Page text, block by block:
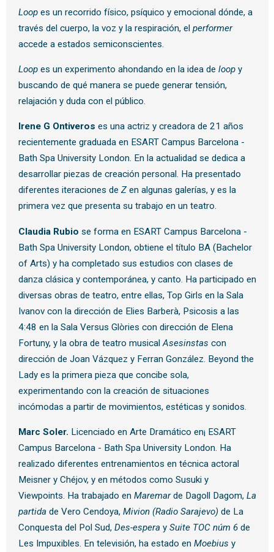
Loopes un recorrido físico, psíquico y emocional dónde, a
través del cuerpo, la voz y la respiración, el performer
accede a estados semiconscientes.
Loopes un experimento ahondando en la idea de loopy
buscando de qué manera se puede generar tensión,
relajación y duda con el público.
Irene G Ontiveros es una actriz y creadora de 21 años
recientemente graduada en ESART Campus Barcelona -
Bath Spa University London. En la actualidad se dedica a
desarrollar piezas de creación personal. Ha presentado
diferentes iteraciones de Zen algunas galerías, y es la
primera vez que presenta su trabajo en un teatro.
Claudia Rubio se forma en ESART Campus Barcelona -
Bath Spa University London, obtiene el título BA (Bachelor
of Arts) y ha completado sus estudios con clases de
danza clásica y contemporánea, y canto. Ha participado en
diversas obras de teatro, entre ellas, Top Girls en la Sala
Ivanov con la dirección de Elies Barberà, Psicosis a las
4:48 en la Sala Versus Glòries con dirección de Elena
Fortuny, y la obra de teatro musicalAsesinstas con
dirección de Joan Vázquez y Ferran González. Beyond the
Lady es la primera pieza que concibe sola,
experimentando con la creación de situaciones
incómodas a partir de movimientos, estéticas y sonidos.
Marc Soler. Licenciado en Arte Dramático en¡ ESART
Campus Barcelona - Bath Spa University London. Ha
realizado diferentes entrenamientos en técnica actoral
Meisner y Chéjov, y en métodos como Susuki y
Viewpoints. Ha trabajado en Maremarde Dagoll Dagom, La
partida de Vero Cendoya, Mivion (Radio Sarajevo)de La
Conquesta del Pol Sud, Des-espera y Suite TOC núm 6de
Les Impuxibles. En televisión, ha estado en Moebius y